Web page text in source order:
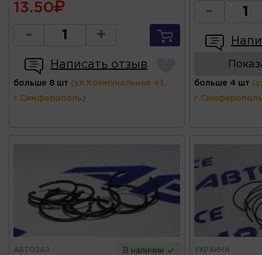
13.50
- +
Написать отзыв
больше 8 шт (ул.Коммунальная 43,
г.Симферополь)
-
больше 4 шт
АВТОЗАЗ В наличии УКРАИНА